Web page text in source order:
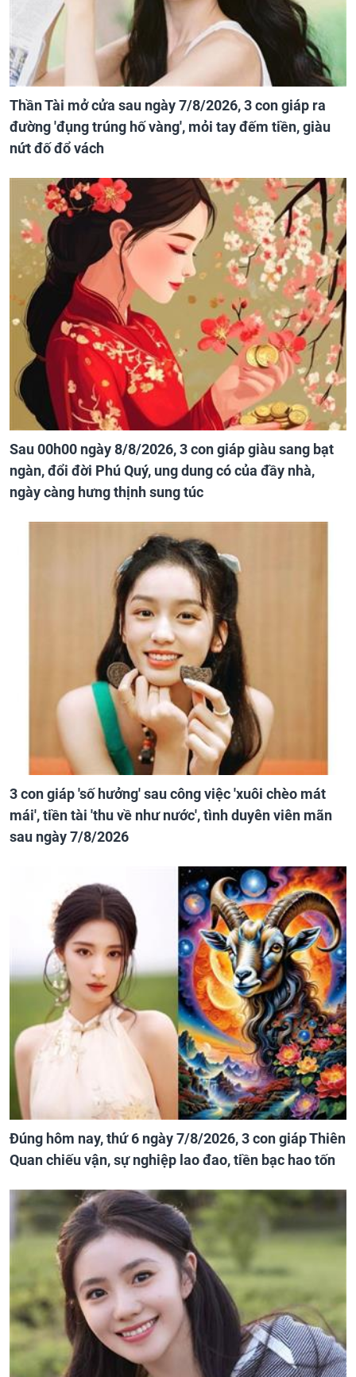
Thần Tài mở cửa sau ngày 7/8/2026, 3 con giáp ra
đường 'đụng trúng hố vàng', mỏi tay đếm tiền, giàu
nứt đố đổ vách
Sau 00h00 ngày 8/8/2026, 3 con giáp giàu sang bạt
ngàn, đổi đời Phú Quý, ung dung có của đầy nhà,
ngày càng hưng thịnh sung túc
3 con giáp 'số hưởng' sau công việc 'xuôi chèo mát
mái', tiền tài 'thu về như nước', tình duyên viên mãn
sau ngày 7/8/2026
Đúng hôm nay, thứ 6 ngày 7/8/2026, 3 con giáp Thiên
Quan chiếu vận, sự nghiệp lao đao, tiền bạc hao tốn